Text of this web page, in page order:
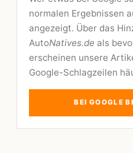
normalen Ergebnissen
angezeigt. Über das
AutoNatives.de als
erscheinen unsere
Google-Schlagzeilen
BEI GOOGLE